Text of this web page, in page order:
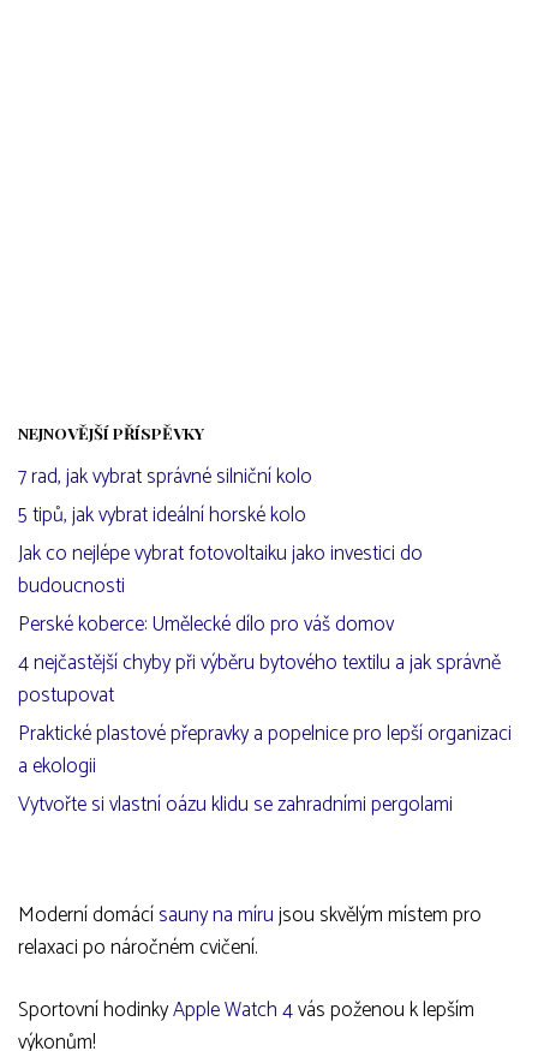
NEJNOVĚJŠÍ PŘÍSPĚVKY
7 rad, jak vybrat správné silniční kolo
5 tipů, jak vybrat ideální horské kolo
Jak co nejlépe vybrat fotovoltaiku jako investici do
budoucnosti
Perské koberce: Umělecké dílo pro váš domov
4 nejčastější chyby při výběru bytového textilu a jak správně
postupovat
Praktické plastové přepravky a popelnice pro lepší organizaci
a ekologii
Vytvořte si vlastní oázu klidu se zahradními pergolami
Moderní domácísauny na mírujsou skvělým místem pro
relaxaci po náročném cvičení.
Sportovní hodinkyApple Watch 4vás poženou k lepším
výkonům!